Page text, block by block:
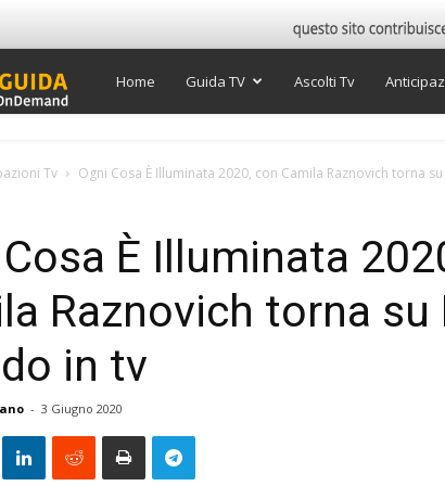
Super
Home Guida TV Ascolti Tv
Tv Ogni Cosa È Illuminata 2020, con Camila Raznovich torna su
È Illuminata
Raznovich torna su
in tv
- 3 Giugno 2020